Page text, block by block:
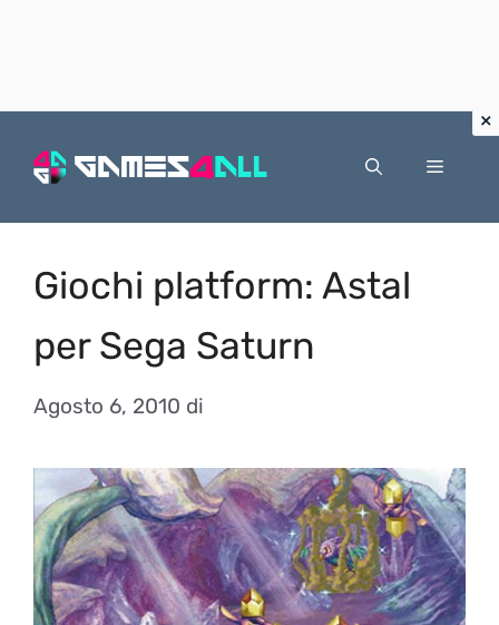
Menu
Giochi platform: Astal
per Sega Saturn
Agosto 6, 2010 di